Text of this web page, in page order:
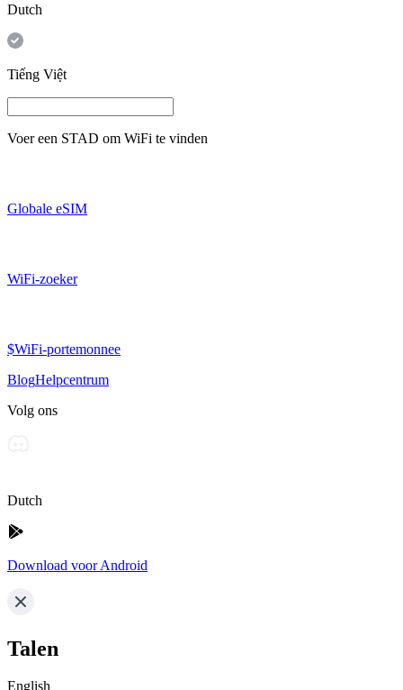
Dutch
Tiếng Việt
Voer een STAD om WiFi te vinden
Globale eSIM
WiFi-zoeker
$WiFi-portemonnee
BlogHelpcentrum
Volg ons
Dutch
Download voor Android
Talen
English